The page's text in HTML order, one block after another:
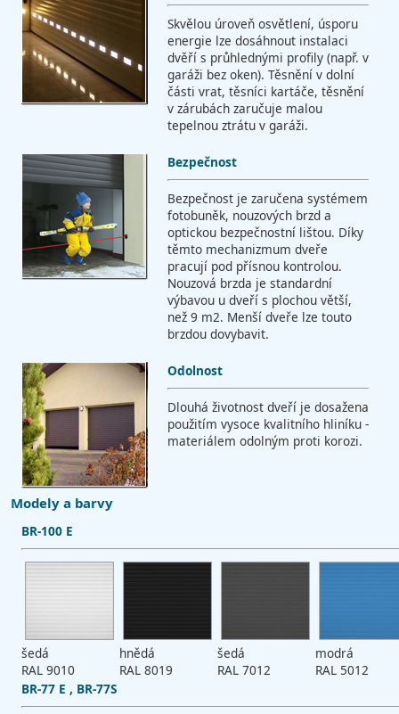
Skvělou úroveň osvětlení, úsporu
energie lze dosáhnout instalaci
dvěří s průhlednými profily (např. v
garáži bez oken). Těsnění v dolní
části vrat, těsníci kartáče, těsnění
v zárubách zaručuje malou
tepelnou ztrátu v garáži.
Bezpečnost
Bezpečnost je zaručena systémem
fotobuněk, nouzových brzd a
optickou bezpečnostní lištou. Díky
těmto mechanizmum dveře
pracují pod přísnou kontrolou.
Nouzová brzda je standardní
výbavou u dveří s plochou větší,
než 9 m2. Menší dveře lze touto
brzdou dovybavit.
Odolnost
Dlouhá životnost dveří je dosažena
použitím vysoce kvalitního hliníku -
materiálem odolným proti korozi.
Modely a barvy
BR-100 E
šedá
RAL 9010
hnědá
RAL 8019
šedá
RAL 7012
modrá
RAL 5012
BR-77 E , BR-77S